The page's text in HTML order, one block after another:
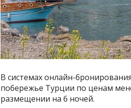
В системах онлайн-
побережье Турции по ценам
размещении на 6 ночей.